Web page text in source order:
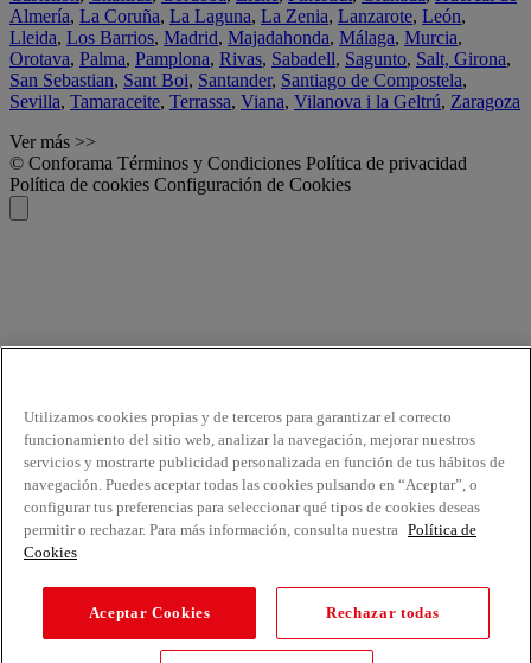
Almería, La Coruña, La Laguna, La Zenia, Lanzarote, León,
Lleida, Los Barrios, Madrid, Majadahonda, Málaga, Murcia,
Orotava, Palma, Pamplona, Rivas, Sabadell, Sagunto, Salt, Girona,
San Sebastian, Sant Boi, Santander, Santiago de Compostela,
Sevilla, Tamaraceite, Terrassa, Viana, Vilanova i la Geltrú, Zaragoza
Ver más >>
© Conforama Términos y Condiciones Política de privacidad
Política de cookies Configuración de Cookies
Utilizamos cookies propias y de terceros para garantizar el correcto
funcionamiento del sitio web, analizar la navegación, mejorar nuestros
servicios y mostrarte publicidad personalizada en función de tus hábitos de
navegación. Puedes aceptar todas las cookies pulsando en “Aceptar”, o
configurar tus preferencias para seleccionar qué tipos de cookies deseas
permitir o rechazar. Para más información, consulta nuestra Política de
Cookies
Aceptar Cookies Rechazar todas